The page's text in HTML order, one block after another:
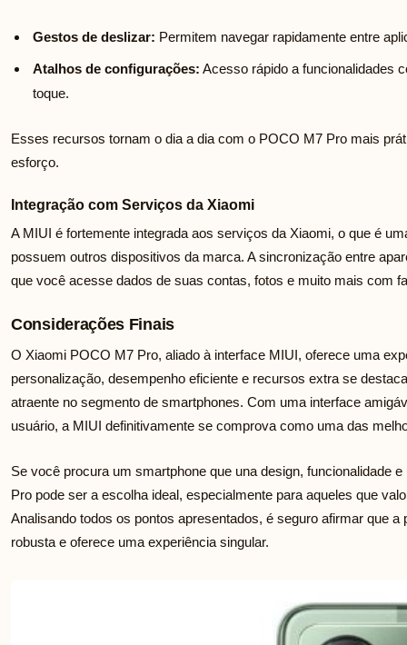
Gestos de deslizar: Permitem navegar rapidamente entre
Atalhos de configurações: Acesso rápido a funcionalidades
toque.
Esses recursos tornam o dia a dia com o POCO M7 Pro mais
esforço.
Integração com Serviços da Xiaomi
A MIUI é fortemente integrada aos serviços da Xiaomi, o que é
possuem outros dispositivos da marca. A sincronização entre
que você acesse dados de suas contas, fotos e muito mais com
Considerações Finais
O Xiaomi POCO M7 Pro, aliado à interface MIUI, oferece uma
personalização, desempenho eficiente e recursos extra se
atraente no segmento de smartphones. Com uma interface
usuário, a MIUI definitivamente se comprova como uma das
Se você procura um smartphone que una design, funcionalidade
Pro pode ser a escolha ideal, especialmente para aqueles que
Analisando todos os pontos apresentados, é seguro afirmar que
robusta e oferece uma experiência singular.